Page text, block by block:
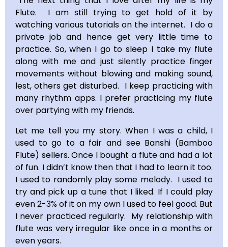
Flute. I am still trying to get hold of it by
watching various tutorials on the internet. I do a
private job and hence get very little time to
practice. So, when I go to sleep I take my flute
along with me and just silently practice finger
movements without blowing and making sound,
lest, others get disturbed. I keep practicing with
many rhythm apps. I prefer practicing my flute
over partying with my friends.
Let me tell you my story. When I was a child, I
used to go to a fair and see Banshi (Bamboo
Flute) sellers. Once I bought a flute and had a lot
of fun. I didn’t know then that I had to learn it too.
I used to randomly play some melody. I used to
try and pick up a tune that I liked. If I could play
even 2-3% of it on my own I used to feel good. But
I never practiced regularly. My relationship with
flute was very irregular like once in a months or
even years.